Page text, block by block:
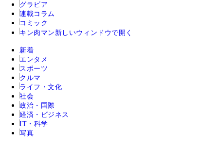
グラビア
連載コラム
コミック
キン肉マン 新しいウィンドウで開く
新着
エンタメ
スポーツ
クルマ
ライフ・文化
社会
政治・国際
経済・ビジネス
IT・科学
写真